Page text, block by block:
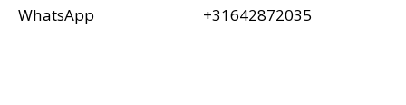
WhatsApp
+31642872035